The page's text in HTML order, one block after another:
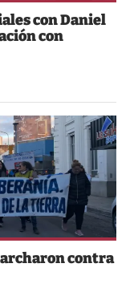
con Daniel
con
contra